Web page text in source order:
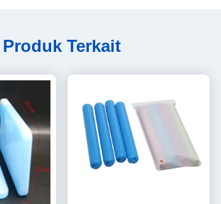
Produk Terkait